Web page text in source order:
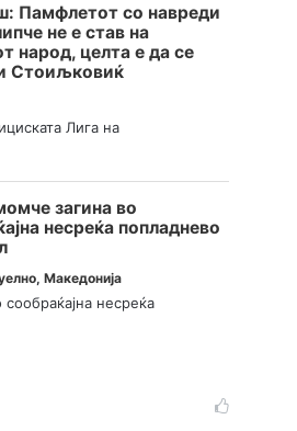
Памфлетот со навреди
не е став на
народ, целта е да се
Стоиљковиќ
Лига на
загина во
несреќа попладнево
,Македонија
несреќа